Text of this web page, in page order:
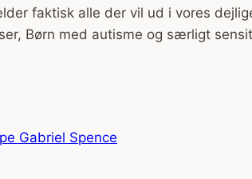
faktisk alle der vil ud i vores
Børn med autisme og særligt